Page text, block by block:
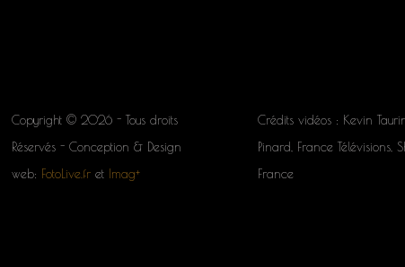
Copyright © 2026 - Tous droits
Réservés - Conception & Design
web: FotoLive.fr et Imag+
Crédits vidéos : Kevin
Pinard, France Télévisions,
France